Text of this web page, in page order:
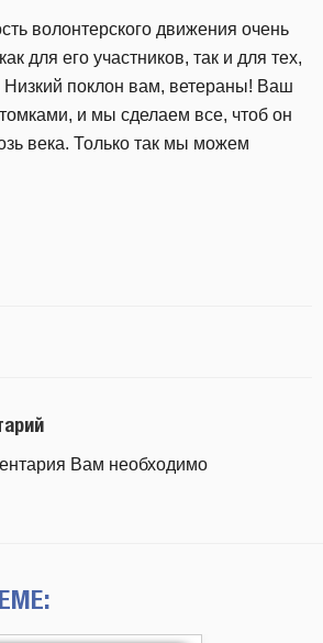
волонтерского движения очень
для его участников, так и для тех,
Низкий поклон вам, ветераны! Ваш
и мы сделаем все, чтоб он
века. Только так мы можем
Вам необходимо